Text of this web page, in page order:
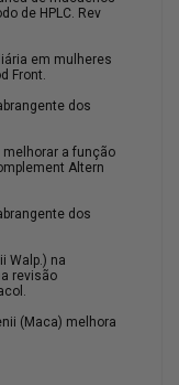
de HPLC. Rev
em mulheres
Front.
dos
melhorar a função
Altern
dos
Walp.) na
revisão
(Maca) melhora